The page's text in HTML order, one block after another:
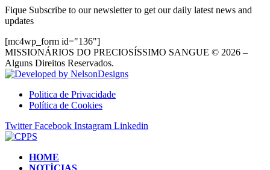
Fique Subscribe to our newsletter to get our daily latest news and
updates
[mc4wp_form id="136"]
MISSIONÁRIOS DO PRECIOSÍSSIMO SANGUE © 2026 –
Alguns Direitos Reservados.
Politica de Privacidade
Política de Cookies
Twitter Facebook Instagram Linkedin
HOME
NOTÍCIAS